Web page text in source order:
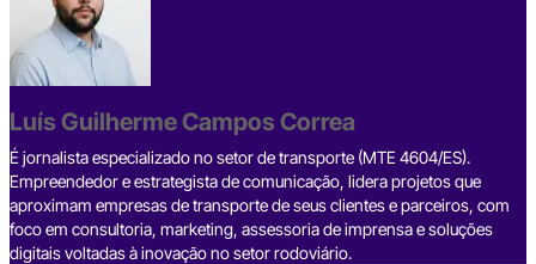
e
b
o
o
k
s
p k
Luís Guilherme Campos Correa
É jornalista especializado no setor de transporte (MTE 4604/ES).
Empreendedor e estrategista de comunicação, lidera projetos que
aproximam empresas de transporte de seus clientes e parceiros, com
foco em consultoria, marketing, assessoria de imprensa e soluções
digitais voltadas à inovação no setor rodoviário.